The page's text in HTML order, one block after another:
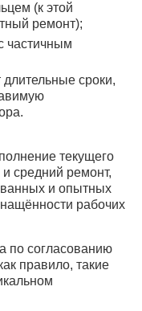
(к этой
ремонт);
частичным
сроки,
текущего
средний ремонт,
и опытных
рабочих
по согласованию
правило, такие